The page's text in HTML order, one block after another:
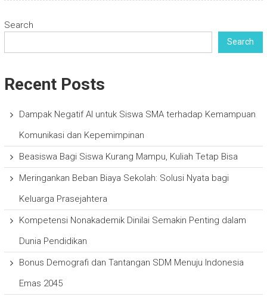
Search
Search
Recent Posts
Dampak Negatif AI untuk Siswa SMA terhadap Kemampuan
Komunikasi dan Kepemimpinan
Beasiswa Bagi Siswa Kurang Mampu, Kuliah Tetap Bisa
Meringankan Beban Biaya Sekolah: Solusi Nyata bagi
Keluarga Prasejahtera
Kompetensi Nonakademik Dinilai Semakin Penting dalam
Dunia Pendidikan
Bonus Demografi dan Tantangan SDM Menuju Indonesia
Emas 2045